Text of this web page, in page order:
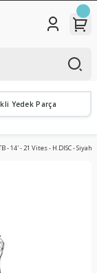
Yedek Parça
- 14' - 21 Vites - H.DISC - Siyah-